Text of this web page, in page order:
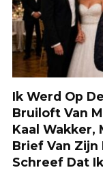
Ik Werd Op
Bruiloft Van
Kaal Wakker,
Brief Van Zijn
Schreef Dat